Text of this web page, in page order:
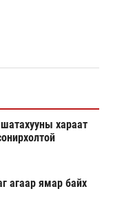
хараат
агаар ямар байх